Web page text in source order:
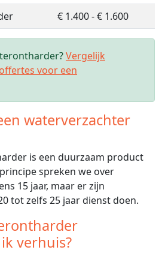
€ 1.400 - € 1.600
Vergelijk
voor een
waterverzachter
is een duurzaam product
spreken we over
15 jaar, maar er zijn
tot zelfs 25 jaar dienst doen.
verhuis?